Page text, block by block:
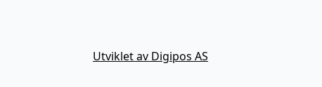
Utviklet av Digipos AS